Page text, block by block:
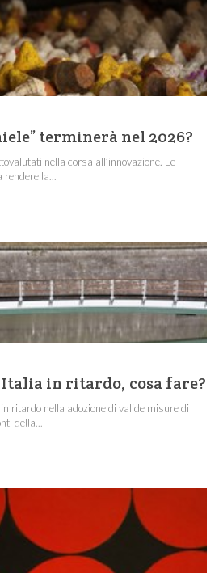
terminerà nel 2026?
nella corsa all’innovazione. Le
la...
in ritardo, cosa fare?
ritardo nella adozione di valide misure di
della...